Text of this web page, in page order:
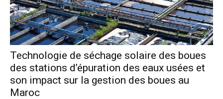
Technologie de séchage solaire des boues
des stations d’épuration des eaux usées et
son impact sur la gestion des boues au
Maroc